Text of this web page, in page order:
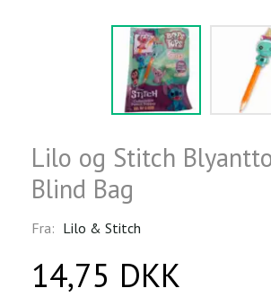
Lilo og Stitch
Blind Bag
Fra: Lilo & Stitch
14,75 DKK